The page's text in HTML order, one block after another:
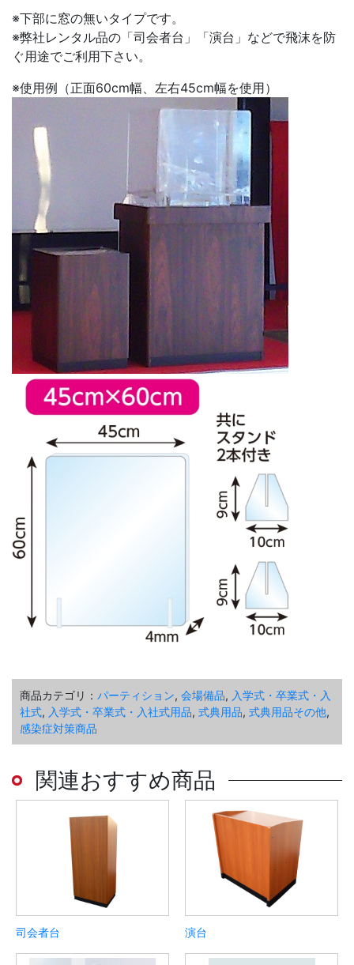
※下部に窓の無いタイプです。
※弊社レンタル品の「司会者台」「演台」などで飛沫を防
ぐ用途でご利用下さい。
※使用例（正面60cm幅、左右45cm幅を使用）
商品カテゴリ： パーティション, 会場備品, 入学式・卒業式・入
社式, 入学式・卒業式・入社式用品, 式典用品, 式典用品その他,
感染症対策商品
関連おすすめ商品
司会者台 演台